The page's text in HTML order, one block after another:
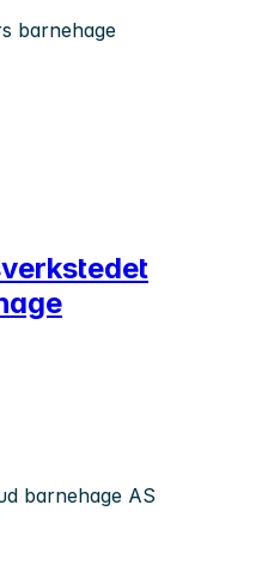
barnehage
barnehage AS